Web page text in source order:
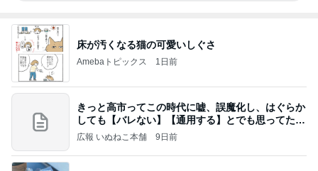
床が汚くなる猫の可愛いしぐさ
Amebaトピックス 1日前
きっと高市ってこの時代に嘘、誤魔化し、はぐらか
しても【バレない】【通用する】とでも思ってたん
だろ
広報 いぬねこ本舗 9日前